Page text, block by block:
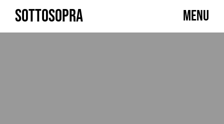
Skip
content
SOTTOSOPRA MENU